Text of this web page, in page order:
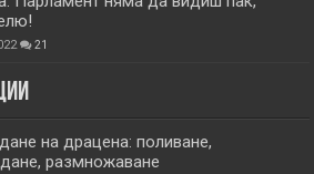
21
на драцена: поливане,
размножаване